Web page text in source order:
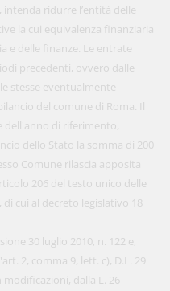
intenda ridurre l’entità delle
la cui equivalenza finanziaria
e delle finanze. Le entrate
precedenti, ovvero dalle
stesse eventualmente
del comune di Roma. Il
dell'anno di riferimento,
dello Stato la somma di 200
Comune rilascia apposita
206 del testo unico delle
cui al decreto legislativo 18
30 luglio 2010, n. 122 e,
2, comma 9, lett. c), D.L. 29
dalla L. 26